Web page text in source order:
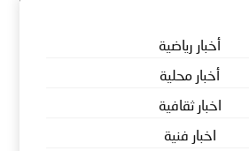
أخبار رياضية
أخبار محلية
اخبار ثقافية
اخبار فنية